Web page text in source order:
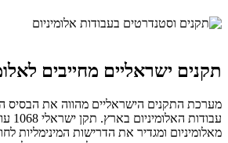
תקנים ישראליים מחייבים
מערכת התקנים הישראליים מהווה את הבסיס
מאלומיניום ומגדיר את הדרישות המינימליות